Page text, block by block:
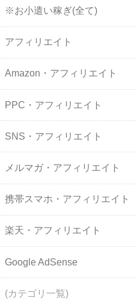
※お小遣い稼ぎ(全て)
アフィリエイト
Amazon・アフィリエイト
PPC・アフィリエイト
SNS・アフィリエイト
メルマガ・アフィリエイト
携帯スマホ・アフィリエイト
楽天・アフィリエイト
Google AdSense
(カテゴリ一覧)